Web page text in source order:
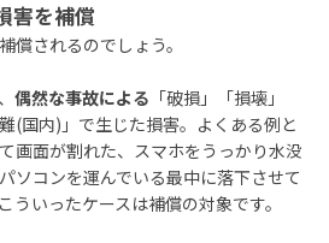
害を補償
償されるのでしょう。
偶然な事故による 「破損」「損壊」
(国内)」で生じた損害。よくある例と
画面が割れた、スマホをうっかり水没
ソコンを運んでいる最中に落下させて
ういったケースは補償の対象です。